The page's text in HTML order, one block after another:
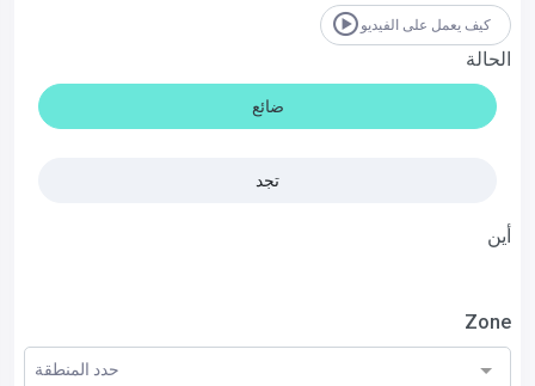
كيف يعمل على الفيديو
الحالة
ضائع
تجد
أين
Zone
حدد المنطقة